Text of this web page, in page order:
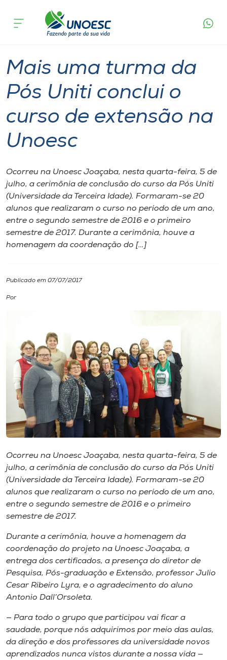
Cursos
Pesquisa
Atendimento ao Estudante
Portal de Ensino
A
Unoesc
Internacionalização
I.nova
Diplomados
CPA
Biblioteca
Editora
Rádio
Museu
Unoesc
Store
Selecione
o idioma
A-
acontece
Mais uma turma da
Pós Uniti conclui o
curso de extensão na
Unoesc
Ocorreu na Unoesc Joaçaba, nesta quarta-feira, 5 de
julho, a cerimônia de conclusão do curso da Pós Uniti
(Universidade da Terceira Idade). Formaram-se 20
alunos que realizaram o curso no período de um ano,
entre o segundo semestre de 2016 e o primeiro
semestre de 2017. Durante a cerimônia, houve a
homenagem da coordenação do […]
Publicado em 07/07/2017
Por
Ocorreu na Unoesc Joaçaba, nesta quarta-feira, 5 de
julho, a cerimônia de conclusão do curso da Pós Uniti
(Universidade da Terceira Idade). Formaram-se 20
alunos que realizaram o curso no período de um ano,
entre o segundo semestre de 2016 e o primeiro
semestre de 2017.
Durante a cerimônia, houve a homenagem da
coordenação do projeto na Unoesc Joaçaba, a
entrega dos certificados, a presença do diretor de
Pesquisa, Pós-graduação e Extensão, professor Julio
Cesar Ribeiro Lyra, e o agradecimento do aluno
Antonio Dall’Orsoleta.
— Para todo o grupo que participou vai ficar a
saudade, porque nós adquirimos por meio das aulas,
da direção e dos professores da universidade novos
aprendizados nunca vistos durante a nossa vida —